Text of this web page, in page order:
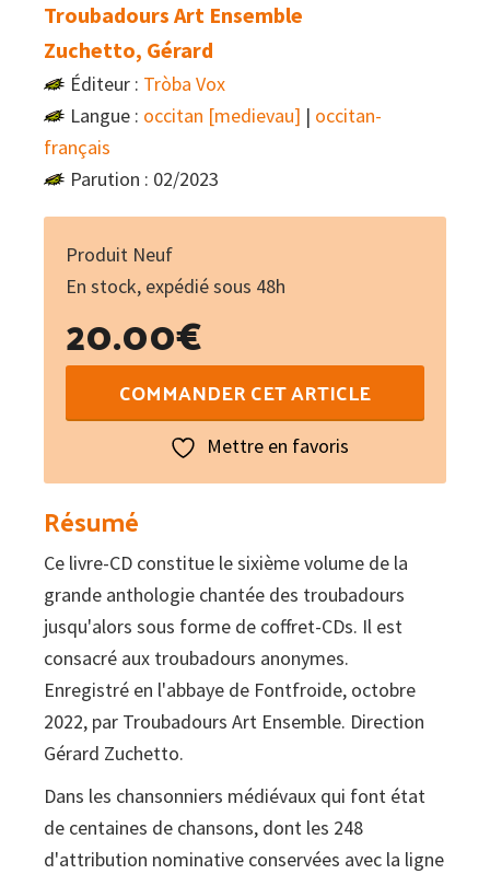
Troubadours Art Ensemble
Zuchetto, Gérard
Éditeur : Tròba Vox
Langue : occitan [medievau] | occitan-
français
Parution : 02/2023
Produit Neuf
En stock, expédié sous 48h
20.00€
de
:
Anthologie
chantée
des
troubadours
XIIe
-
XIIIe
siècles.
Vol.
6
Anonimes
COMMANDER CET ARTICLE
Mettre en favoris
Résumé
Ce livre-CD constitue le sixième volume de la
grande anthologie chantée des troubadours
jusqu'alors sous forme de coffret-CDs. Il est
consacré aux troubadours anonymes.
Enregistré en l'abbaye de Fontfroide, octobre
2022, par Troubadours Art Ensemble. Direction
Gérard Zuchetto.
Dans les chansonniers médiévaux qui font état
de centaines de chansons, dont les 248
d'attribution nominative conservées avec la ligne